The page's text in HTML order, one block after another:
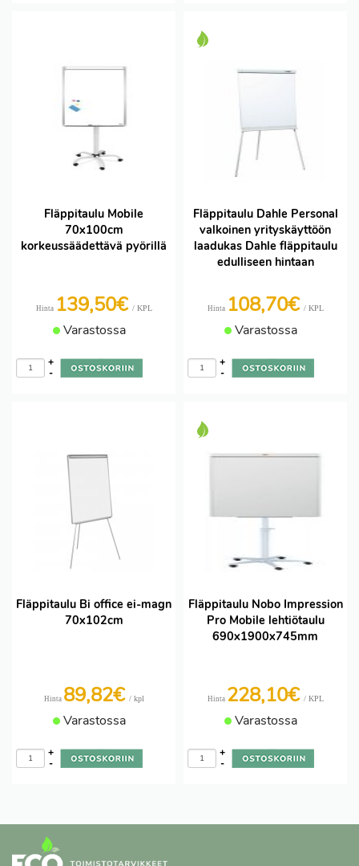
Fläppitaulu Mobile
70x100cm
korkeussäädettävä pyörillä
Hinta 139,50€ / KPL
Varastossa
-
+
Fläppitaulu Dahle Personal
valkoinen yrityskäyttöön
laadukas Dahle fläppitaulu
edulliseen hintaan
Hinta 108,70€ / KPL
Varastossa
-
+
Fläppitaulu Bi office ei-magn
70x102cm
Hinta 89,82€ / kpl
Varastossa
-
+
Fläppitaulu Nobo Impression
Pro Mobile lehtiötaulu
690x1900x745mm
Hinta 228,10€ / KPL
Varastossa
-
+